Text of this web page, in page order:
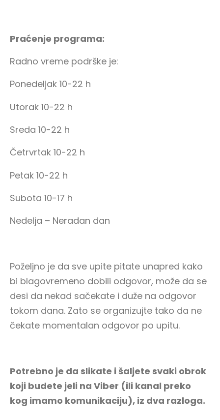
Praćenje programa:
Radno vreme podrške je:
Ponedeljak 10-22 h
Utorak 10-22 h
Sreda 10-22 h
Četrvrtak 10-22 h
Petak 10-22 h
Subota 10-17 h
Nedelja – Neradan dan
Poželjno je da sve upite pitate unapred kako
bi blagovremeno dobili odgovor, može da se
desi da nekad sačekate i duže na odgovor
tokom dana. Zato se organizujte tako da ne
čekate momentalan odgovor po upitu.
Potrebno je da slikate i šaljete svaki obrok
koji budete jeli na Viber (ili kanal preko
kog imamo komunikaciju), iz dva razloga.